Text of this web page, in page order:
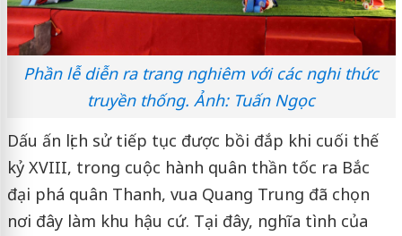
Phần lễ diễn ra trang nghiêm với các nghi thức
truyền thống. Ảnh: Tuấn Ngọc
Dấu ấn lịch sử tiếp tục được bồi đắp khi cuối thế
kỷ XVIII, trong cuộc hành quân thần tốc ra Bắc
đại phá quân Thanh, vua Quang Trung đã chọn
nơi đây làm khu hậu cứ. Tại đây, nghĩa tình của